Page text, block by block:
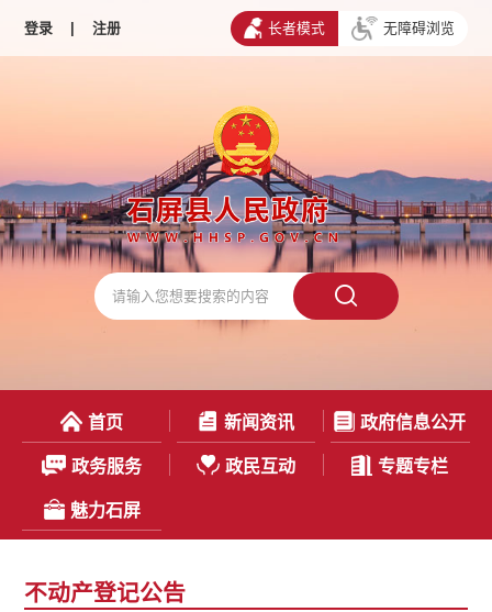
登录 | 注册 长者模式 无障碍浏览
首页 新闻资讯 政府信息公开
政务服务 政民互动 专题专栏
魅力石屏
不动产登记公告